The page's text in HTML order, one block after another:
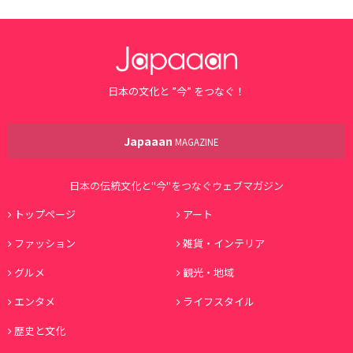
日本の文化と ”今” をつなぐ！
Japaaan MAGAZINE
日本の伝統文化と"今"をつなぐウェブマガジン
トップページ
アート
ファッション
雑貨・インテリア
グルメ
観光・地域
エンタメ
ライフスタイル
歴史と文化